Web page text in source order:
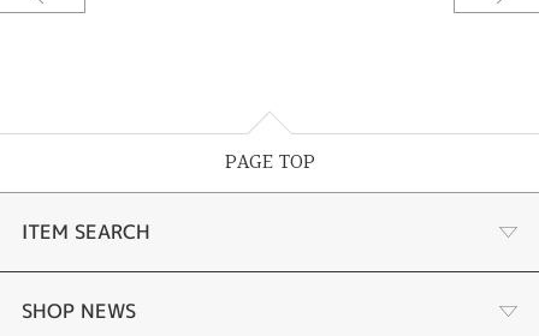
PAGE TOP
ITEM SEARCH
婚約指輪 結婚指輪
SHOP NEWS